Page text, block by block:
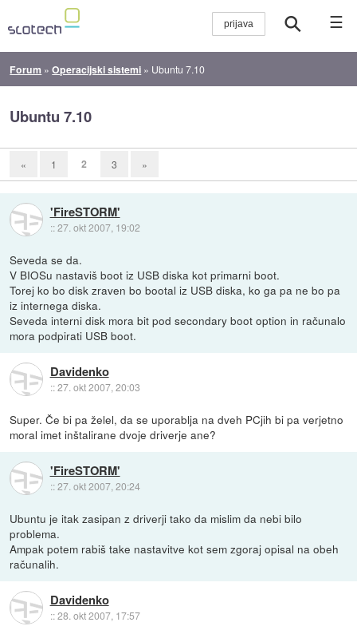
☰
Forum »Operacijski sistemi » Ubuntu 7.10
Ubuntu 7.10
« 1 2 3 »
'FireSTORM'
::27. okt 2007, 19:02
Seveda se da.
V BIOSu nastaviš boot iz USB diska kot primarni boot.
Torej ko bo disk zraven bo bootal iz USB diska, ko ga pa ne bo pa
iz internega diska.
Seveda interni disk mora bit pod secondary boot option in računalo
mora podpirati USB boot.
Davidenko
::27. okt 2007, 20:03
Super. Če bi pa želel, da se uporablja na dveh PCjih bi pa verjetno
moral imet inštalirane dvoje driverje ane?
'FireSTORM'
::27. okt 2007, 20:24
Ubuntu je itak zasipan z driverji tako da mislim da nebi bilo
problema.
Ampak potem rabiš take nastavitve kot sem zgoraj opisal na obeh
računalih.
Davidenko
::28. okt 2007, 17:57